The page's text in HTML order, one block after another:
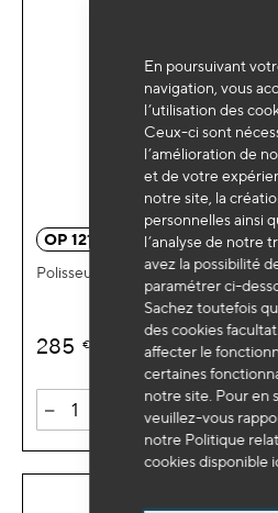
En poursuivant
navigation, vous
l’utilisation des
Ceux-ci sont
l’amélioration de
et de votre
notre site, la
personnelles ainsi
l’analyse de notre
avez la possibilité
paramétrer ci-
Sachez toutefois
des cookies
affecter le
certaines
notre site. Pour en
veuillez-vous
notre Politique
cookies disponible
OP 1213
Polisseuse verticale Ø150mm
285 €
-